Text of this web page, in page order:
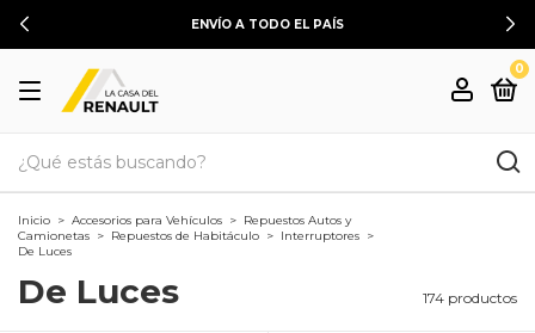
ENVÍO A TODO EL PAÍS
0
Inicio > Accesorios para Vehículos > Repuestos Autos y
Camionetas > Repuestos de Habitáculo > Interruptores >
De Luces
De Luces 174 productos